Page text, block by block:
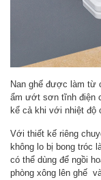
Nan ghế được làm từ
ẩm ướt sơn tĩnh điện
kể cả khi với nhiệt độ
Với thiết kế riêng
không lo bị bong tróc
có thể dùng để ngồi
phòng xông lên ghế